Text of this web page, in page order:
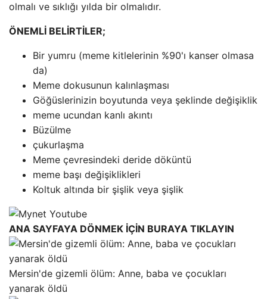
olmalı ve sıklığı yılda bir olmalıdır.
ÖNEMLİ BELİRTİLER;
Bir yumru (meme kitlelerinin %90'ı kanser olmasa
da)
Meme dokusunun kalınlaşması
Göğüslerinizin boyutunda veya şeklinde değişiklik
meme ucundan kanlı akıntı
Büzülme
çukurlaşma
Meme çevresindeki deride döküntü
meme başı değişiklikleri
Koltuk altında bir şişlik veya şişlik
ANA SAYFAYA DÖNMEK İÇİN BURAYA TIKLAYIN
Mersin'de gizemli ölüm: Anne, baba ve çocukları
yanarak öldü